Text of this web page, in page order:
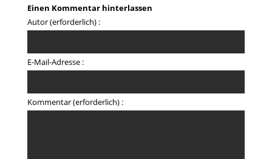
Einen Kommentar hinterlassen
Autor (erforderlich) :
E-Mail-Adresse :
Kommentar (erforderlich) :